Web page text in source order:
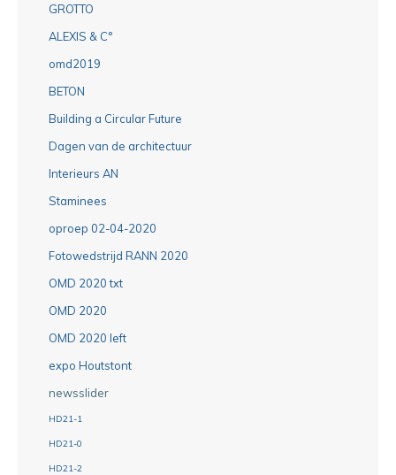
GROTTO
ALEXIS & C°
omd2019
BETON
Building a Circular Future
Dagen van de architectuur
Interieurs AN
Staminees
oproep 02-04-2020
Fotowedstrijd RANN 2020
OMD 2020 txt
OMD 2020
OMD 2020 left
expo Houtstont
newsslider
HD21-1
HD21-0
HD21-2